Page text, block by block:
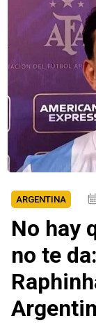
ARGENTINA
No hay
no te